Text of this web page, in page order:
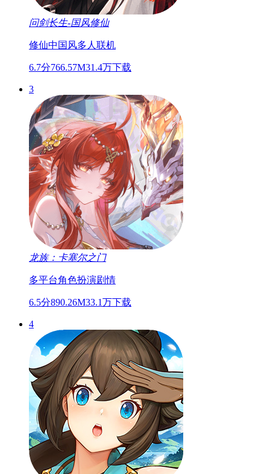
问剑长生-国风修仙
修仙中国风多人联机
6.7分766.57M31.4万下载
3
龙族：卡塞尔之门
多平台角色扮演剧情
6.5分890.26M33.1万下载
4